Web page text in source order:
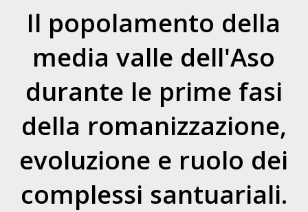
Il popolamento della
media valle dell'Aso
durante le prime fasi
della romanizzazione,
evoluzione e ruolo dei
complessi santuariali.